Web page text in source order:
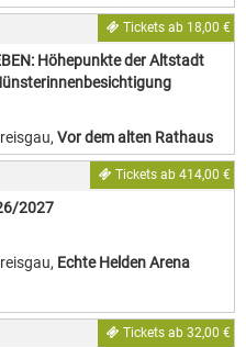
Tickets ab 18,00 €
Höhepunkte der Altstadt
, Vor dem alten Rathaus
Tickets ab 414,00 €
2027
, Echte Helden Arena
Tickets ab 32,00 €